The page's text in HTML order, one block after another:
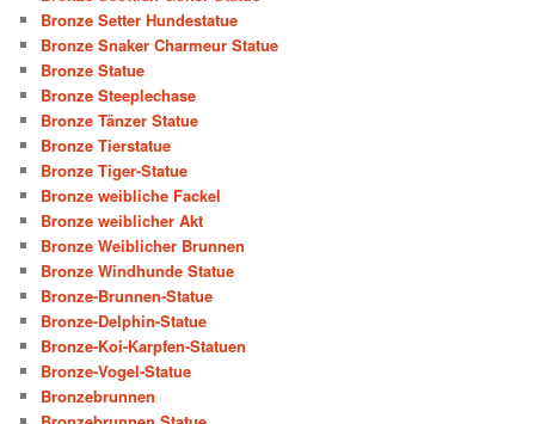
Bronze Setter Hundestatue
Bronze Snaker Charmeur Statue
Bronze Statue
Bronze Steeplechase
Bronze Tänzer Statue
Bronze Tierstatue
Bronze Tiger-Statue
Bronze weibliche Fackel
Bronze weiblicher Akt
Bronze Weiblicher Brunnen
Bronze Windhunde Statue
Bronze-Brunnen-Statue
Bronze-Delphin-Statue
Bronze-Koi-Karpfen-Statuen
Bronze-Vogel-Statue
Bronzebrunnen